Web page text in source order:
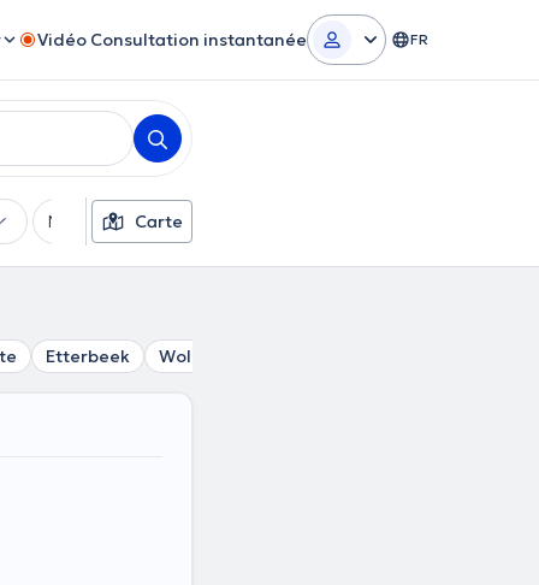
Vidéo Consultation instantanée FR
Moyens de paiement
Carte
Etterbeek Woluwe-Saint-Pierre